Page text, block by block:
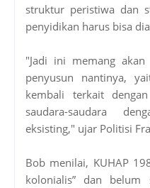
struktur peristiwa dan
penyidikan harus bisa
"Jadi ini memang
penyusun nantinya,
kembali terkait
saudara-saudara
eksisting," ujar Politisi
Bob menilai, KUHAP
kolonialis” dan belum